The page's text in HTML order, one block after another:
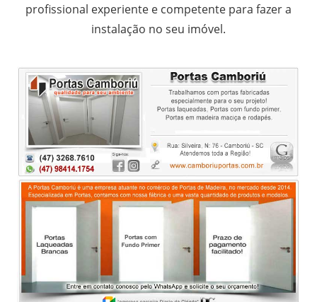
profissional experiente e competente para fazer a
instalação no seu imóvel.